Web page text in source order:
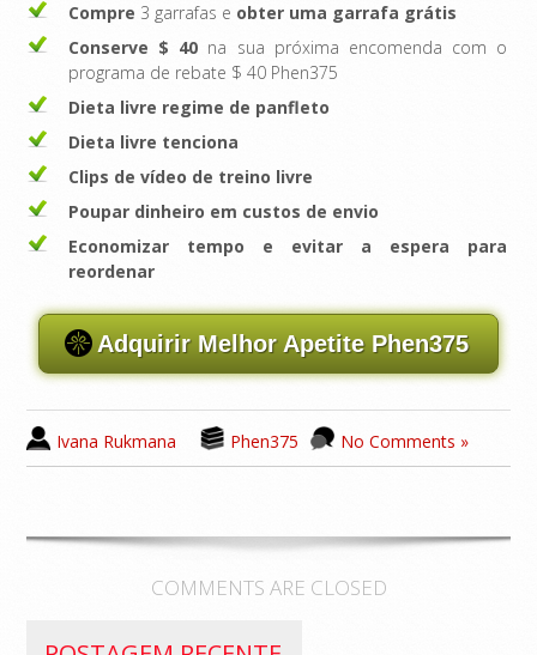
Compre 3 garrafas e obter uma garrafa grátis
Conserve $ 40 na sua próxima encomenda com o
programa de rebate $ 40 Phen375
Dieta livre regime de panfleto
Dieta livre tenciona
Clips de vídeo de treino livre
Poupar dinheiro em custos de envio
Economizar tempo e evitar a espera para
reordenar
Adquirir Melhor Apetite Phen375
Ivana Rukmana Phen375 No Comments »
COMMENTS ARE CLOSED